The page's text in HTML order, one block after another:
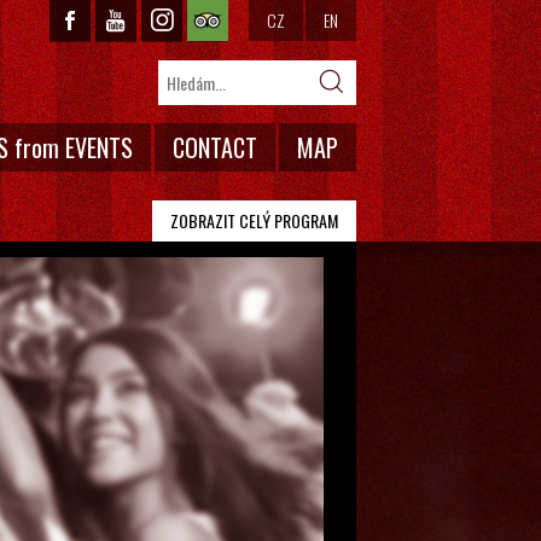
from EVENTS CONTACT MAP
CZ EN
ZOBRAZIT CELÝ PROGRAM